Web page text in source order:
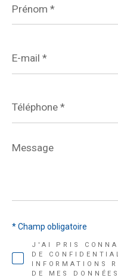
*
mail
*
*
Message
*
J'AI PRIS
DE
INFORMATIONS
DE MES
* Champ obligatoire